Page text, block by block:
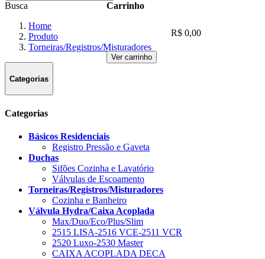
Carrinho
R$ 0,00
Ver carrinho
Busca
Home
Produto
Torneiras/Registros/Misturadores
Categorias
Categorias
Básicos Residenciais
Registro Pressão e Gaveta
Duchas
Sifões Cozinha e Lavatório
Válvulas de Escoamento
Torneiras/Registros/Misturadores
Cozinha e Banheiro
Válvula Hydra/Caixa Acoplada
Max/Duo/Eco/Plus/Slim
2515 LISA-2516 VCE-2511 VCR
2520 Luxo-2530 Master
CAIXA ACOPLADA DECA